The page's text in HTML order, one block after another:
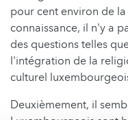
pour cent environ de
connaissance, il n'y a
des questions telles
l'intégration de la
culturel
Deuxièmement, il